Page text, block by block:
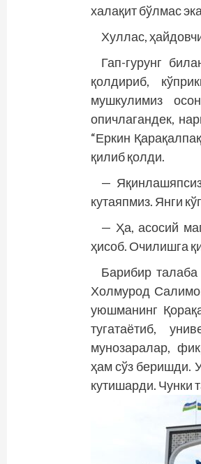
халақит бўлмас
Хуллас,
Гап-гурунг
қолдириб,
мушкулимиз
опичлагандек,
“Еркин
қилиб қолди.
—
кутаяпмиз. Янги
— Ҳа, асосий
ҳисоб. Очилишга
Барибир
Холмурод
уюшманинг
тугатаётиб,
мунозаралар,
ҳам сўз беришди.
кутишарди. Чунки